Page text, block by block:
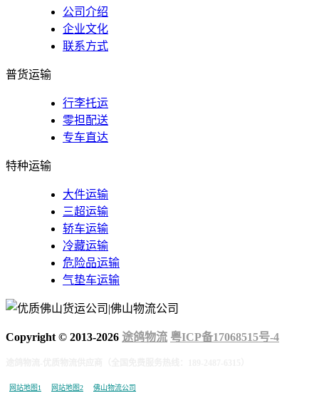
公司介绍
企业文化
联系方式
普货运输
行李托运
零担配送
专车直达
特种运输
大件运输
三超运输
轿车运输
冷藏运输
危险品运输
气垫车运输
Copyright © 2013-2026 途鸽物流 粤ICP备17068515号-4
网站地图1 网站地图2 佛山物流公司